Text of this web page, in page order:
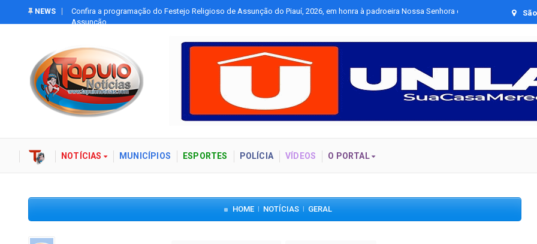
NEWS Paolla Oliveira relata ser vítima de deepfakes pornográficos
NOTÍCIAS MUNICÍPIOS ESPORTES POLÍCIA VÍDEOS O PORTAL
HOME| NOTÍCIAS| GERAL